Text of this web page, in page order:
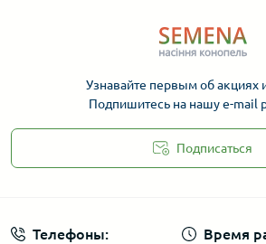
Узнавайте первым об акциях
Подпишитесь на нашу e-mail
Подписаться
Телефоны: Время